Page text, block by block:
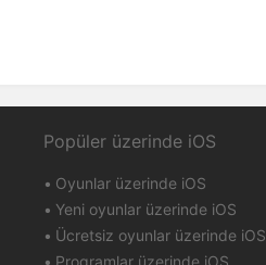
Popüler üzerinde iOS
Oyunlar üzerinde iOS
Yeni oyunlar üzerinde iOS
Ücretsiz oyunlar üzerinde iOS
Programlar üzerinde iOS